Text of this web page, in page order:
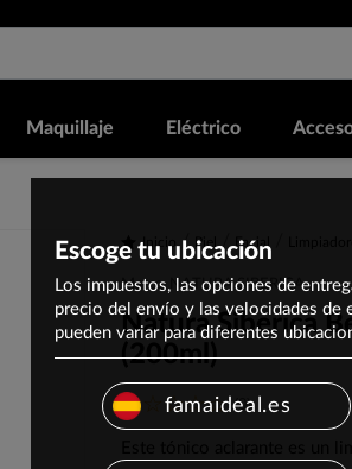
Maquillaje Eléctrico
Inicio Piel Facial
Marca: NATURA SIBERICA
Natura Siberica
(200ml)
(0)
Este tónico aclarante es un
Escoge tu ubicación
Los impuestos, las opciones de
precio del envío y las velocidades de
pueden variar para diferentes
famaideal.es